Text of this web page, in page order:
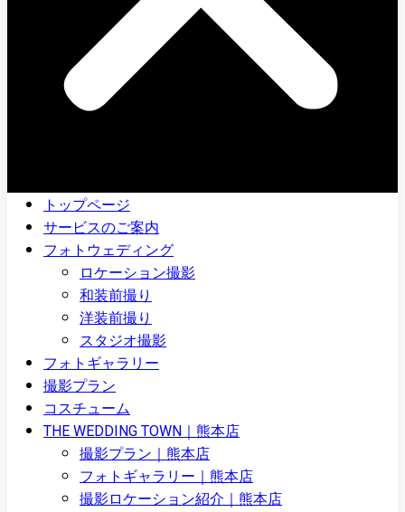
トップページ
サービスのご案内
フォトウェディング
ロケーション撮影
和装前撮り
洋装前撮り
スタジオ撮影
フォトギャラリー
撮影プラン
コスチューム
THE WEDDING TOWN｜熊本店
撮影プラン｜熊本店
フォトギャラリー｜熊本店
撮影ロケーション紹介｜熊本店